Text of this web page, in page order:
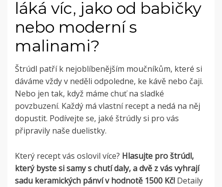
láká víc, jako od babičky
nebo moderní s
malinami?
Štrúdl patří k nejoblíbenějším moučníkům, které si
dáváme vždy v neděli odpoledne, ke kávě nebo čaji.
Nebo jen tak, když máme chuť na sladké
povzbuzení. Každý má vlastní recept a nedá na něj
dopustit. Podívejte se, jaké štrúdly si pro vás
připravily naše duelistky.
Který recept vás oslovil více? Hlasujte pro štrúdl,
který byste si samy s chutí daly, a dvě z vás vyhrají
sadu keramických pánví v hodnotě 1500 Kč! Detaily